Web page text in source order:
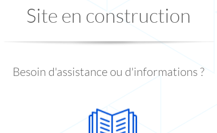
Site en construction
Besoin d'assistance ou d'informations ?